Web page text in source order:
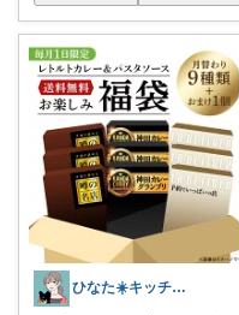
ひなた☀️キッチン✿暮らし✿美容